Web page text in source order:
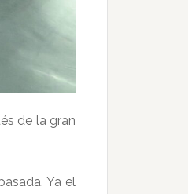
de la gran
Ya el